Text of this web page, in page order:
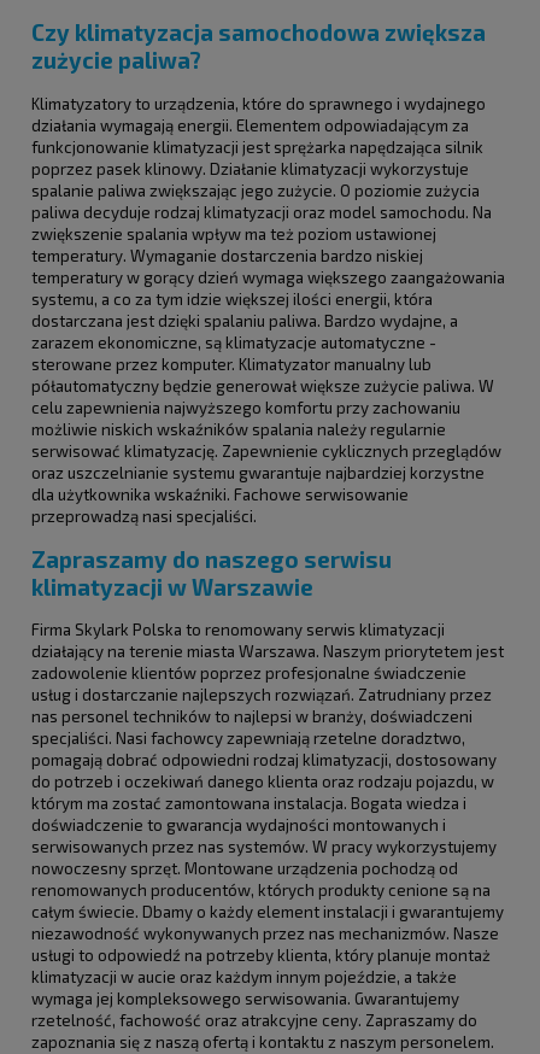
Czy klimatyzacja samochodowa zwiększa
zużycie paliwa?
Klimatyzatory to urządzenia, które do sprawnego i wydajnego
działania wymagają energii. Elementem odpowiadającym za
funkcjonowanie klimatyzacji jest sprężarka napędzająca silnik
poprzez pasek klinowy. Działanie klimatyzacji wykorzystuje
spalanie paliwa zwiększając jego zużycie. O poziomie zużycia
paliwa decyduje rodzaj klimatyzacji oraz model samochodu. Na
zwiększenie spalania wpływ ma też poziom ustawionej
temperatury. Wymaganie dostarczenia bardzo niskiej
temperatury w gorący dzień wymaga większego zaangażowania
systemu, a co za tym idzie większej ilości energii, która
dostarczana jest dzięki spalaniu paliwa. Bardzo wydajne, a
zarazem ekonomiczne, są klimatyzacje automatyczne -
sterowane przez komputer. Klimatyzator manualny lub
półautomatyczny będzie generował większe zużycie paliwa. W
celu zapewnienia najwyższego komfortu przy zachowaniu
możliwie niskich wskaźników spalania należy regularnie
serwisować klimatyzację. Zapewnienie cyklicznych przeglądów
oraz uszczelnianie systemu gwarantuje najbardziej korzystne
dla użytkownika wskaźniki. Fachowe serwisowanie
przeprowadzą nasi specjaliści.
Zapraszamy do naszego serwisu
klimatyzacji w Warszawie
Firma Skylark Polska to renomowany serwis klimatyzacji
działający na terenie miasta Warszawa. Naszym priorytetem jest
zadowolenie klientów poprzez profesjonalne świadczenie
usług i dostarczanie najlepszych rozwiązań. Zatrudniany przez
nas personel techników to najlepsi w branży, doświadczeni
specjaliści. Nasi fachowcy zapewniają rzetelne doradztwo,
pomagają dobrać odpowiedni rodzaj klimatyzacji, dostosowany
do potrzeb i oczekiwań danego klienta oraz rodzaju pojazdu, w
którym ma zostać zamontowana instalacja. Bogata wiedza i
doświadczenie to gwarancja wydajności montowanych i
serwisowanych przez nas systemów. W pracy wykorzystujemy
nowoczesny sprzęt. Montowane urządzenia pochodzą od
renomowanych producentów, których produkty cenione są na
całym świecie. Dbamy o każdy element instalacji i gwarantujemy
niezawodność wykonywanych przez nas mechanizmów. Nasze
usługi to odpowiedź na potrzeby klienta, który planuje montaż
klimatyzacji w aucie oraz każdym innym pojeździe, a także
wymaga jej kompleksowego serwisowania. Gwarantujemy
rzetelność, fachowość oraz atrakcyjne ceny. Zapraszamy do
zapoznania się z naszą ofertą i kontaktu z naszym personelem.